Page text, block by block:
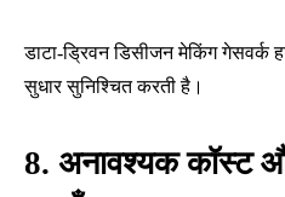
डाटा-ड्रिवन डिसीजन मेकिंग गेसवर्क
सुधार सुनिश्चित करती है।
8. अनावश्यक कॉस्ट